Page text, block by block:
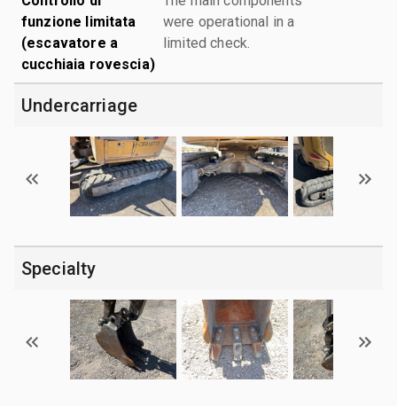
funzione limitata
(escavatore a
cucchiaia rovescia)
were operational in a
limited check.
Undercarriage
Specialty